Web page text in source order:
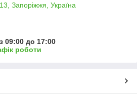
Запоріжжя, Україна
09:00 до 17:00
роботи